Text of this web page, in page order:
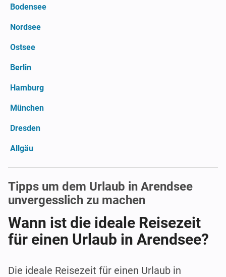
Bodensee
Nordsee
Ostsee
Berlin
Hamburg
München
Dresden
Allgäu
Tipps um dem Urlaub in Arendsee
unvergesslich zu machen
Wann ist die ideale Reisezeit
für einen Urlaub in Arendsee?
Die ideale Reisezeit für einen Urlaub in